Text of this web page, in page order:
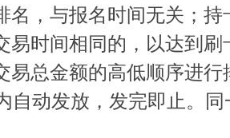
名，与报名时间无关；
易时间相同的，以达到
易总金额的高低顺序进
自动发放，发完即止。